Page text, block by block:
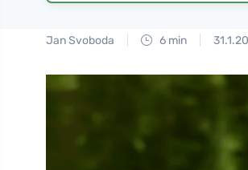
Jan Svoboda 6 min